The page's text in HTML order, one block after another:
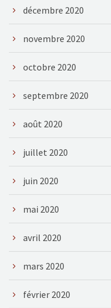
décembre 2020
novembre 2020
octobre 2020
septembre 2020
août 2020
juillet 2020
juin 2020
mai 2020
avril 2020
mars 2020
février 2020